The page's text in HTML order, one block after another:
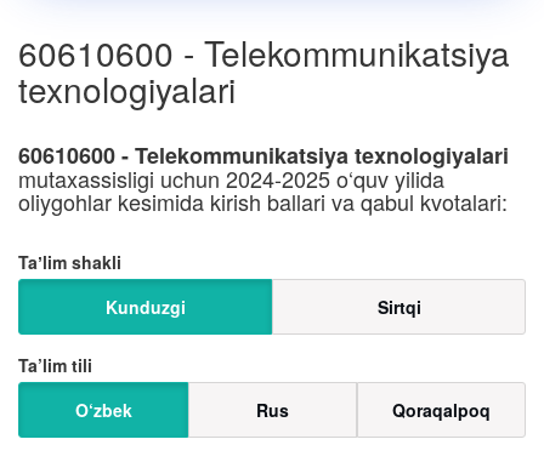
60610600 - Telekommunikatsiya
texnologiyalari
60610600 - Telekommunikatsiya texnologiyalari
mutaxassisligi uchun 2024-2025 o‘quv yilida
oliygohlar kesimida kirish ballari va qabul kvotalari:
Taʼlim shakli
Kunduzgi
Sirtqi
Ta’lim tili
O‘zbek
Rus Qoraqalpoq